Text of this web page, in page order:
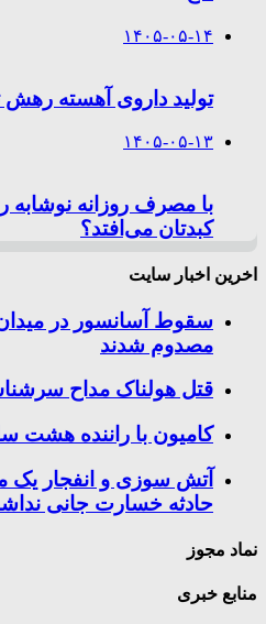
۱۴۰۵-۰۵-۱۴
تولید داروی آهسته رهش
۱۴۰۵-۰۵-۱۳
با مصرف روزانه نوشابه
کبدتان می‌افتد؟
اخرین اخبار سایت
مصدوم شدند
قتل هولناک مداح
کامیون با راننده هشت
آتش سوزی و انفجار یک
حادثه خسارت جانی
نماد مجوز
منابع خبری